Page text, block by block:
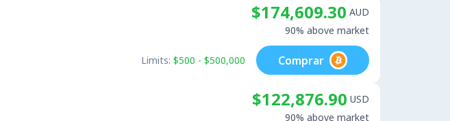
$174,609.30 AUD
90% above market
Limits: $500 - $500,000 Comprar
$122,876.90 USD
90% above market